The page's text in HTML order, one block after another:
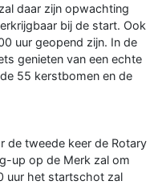
daar zijn opwachting
bij de start. Ook
uur geopend zijn. In de
genieten van een echte
55 kerstbomen en de
de tweede keer de Rotary
up op de Merk zal om
uur het startschot zal